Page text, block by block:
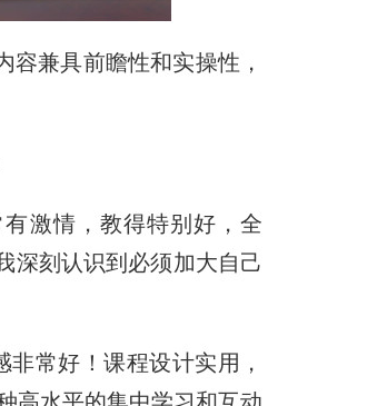
兼具前瞻性和实操性，
激情，教得特别好，全
深刻认识到必须加大自己
常好！课程设计实用，